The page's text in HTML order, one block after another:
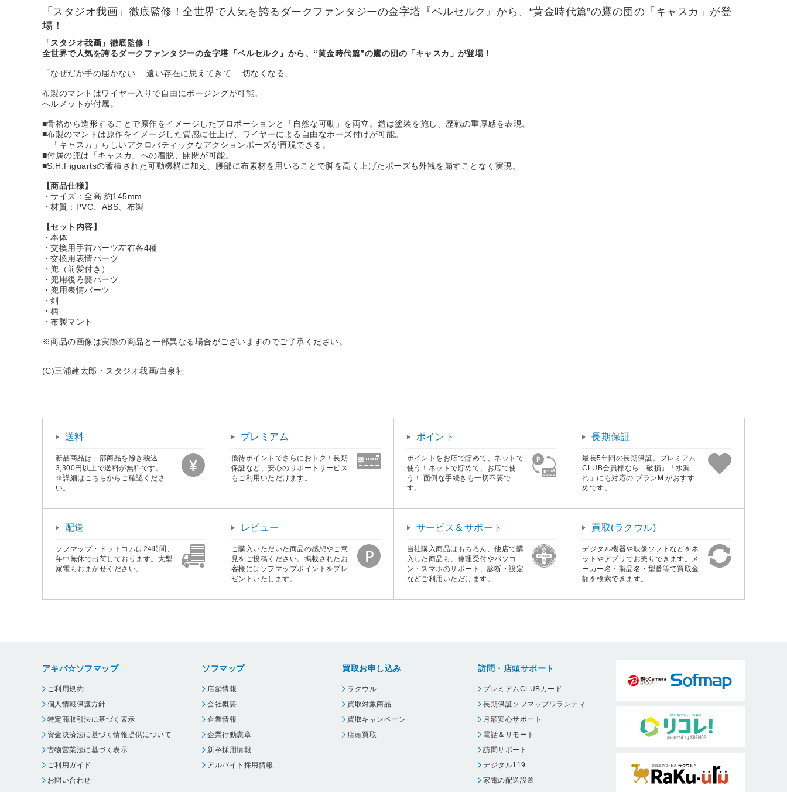
「スタジオ我画」徹底監修！全世界で人気を誇るダークファンタジーの金字塔『ベルセルク』から、“黄金時代篇”の鷹の団の「キャスカ」が登
場！
「スタジオ我画」徹底監修！
全世界で人気を誇るダークファンタジーの金字塔『ベルセルク』から、“黄金時代篇”の鷹の団の「キャスカ」が登場！
「なぜだか手の届かない… 遠い存在に思えてきて… 切なくなる」
布製のマントはワイヤー入りで自由にポージングが可能。
へルメットが付属。
■骨格から造形することで原作をイメージしたプロポーションと「自然な可動」を両立。鎧は塗装を施し、歴戦の重厚感を表現。
■布製のマントは原作をイメージした質感に仕上げ、ワイヤーによる自由なポーズ付けが可能。
「キャスカ」らしいアクロバティックなアクションポーズが再現できる。
■付属の兜は「キャスカ」への着脱、開閉が可能。
■S.H.Figuartsの蓄積された可動機構に加え、腰部に布素材を用いることで脚を高く上げたポーズも外観を崩すことなく実現。
【商品仕様】
・サイズ：全高 約145mm
・材質：PVC、ABS、布製
【セット内容】
・本体
・交換用手首パーツ左右各4種
・交換用表情パーツ
・兜（前髪付き）
・兜用後ろ髪パーツ
・兜用表情パーツ
・剣
・柄
・布製マント
※商品の画像は実際の商品と一部異なる場合がございますのでご了承ください。
(C)三浦建太郎・スタジオ我画/白泉社
送料
新品商品は一部商品を除き税込
3,300円以上で送料が無料です。
※詳細はこちらからご確認くださ
い。
プレミアム
優待ポイントでさらにおトク！長期
保証など、安心のサポートサービス
もご利用いただけます。
ポイント
ポイントをお店で貯めて、ネットで
使う！ネットで貯めて、お店で使
う！ 面倒な手続きも一切不要で
す。
長期保証
最長5年間の長期保証。プレミアム
CLUB会員様なら「破損」「水漏
れ」にも対応の プランM がおすす
めです。
配送
ソフマップ・ドットコムは24時間、
年中無休で出荷しております。大型
家電もおまかせください。
レビュー
ご購入いただいた商品の感想やご意
見をご投稿ください。掲載されたお
客様にはソフマップポイントをプレ
ゼントいたします。
サービス＆サポート
当社購入商品はもちろん、他店で購
入した商品も、修理受付やパソコ
ン・スマホのサポート、診断・設定
などご利用いただけます。
買取(ラクウル)
デジタル機器や映像ソフトなどをネ
ットやアプリでお売りできます。メ
ーカー名・製品名・型番等で買取金
額を検索できます。
アキバ☆ソフマップ
ご利用規約
個人情報保護方針
特定商取引法に基づく表示
資金決済法に基づく情報提供について
古物営業法に基づく表示
ご利用ガイド
お問い合わせ
ソフマップ
店舗情報
会社概要
企業情報
企業行動憲章
新卒採用情報
アルバイト採用情報
買取お申し込み
ラクウル
買取対象商品
買取キャンペーン
店頭買取
訪問・店頭サポート
プレミアムCLUBカード
長期保証ソフマップワランティ
月額安心サポート
電話＆リモート
訪問サポート
デジタル119
家電の配送設置